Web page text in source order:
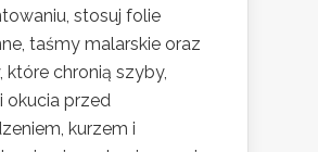
stosuj folie
taśmy malarskie oraz
które chronią szyby,
okucia przed
kurzem i